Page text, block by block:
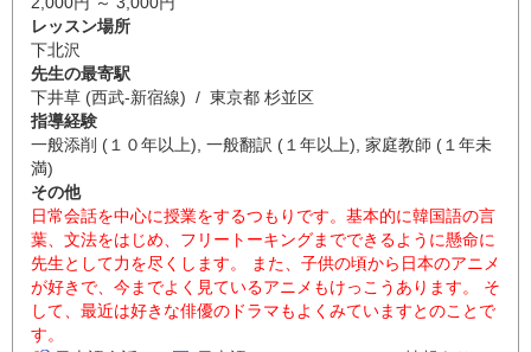
レッスン場所
下北沢
先生の最寄駅
下井草 (西武-新宿線) / 東京都 杉並区
指導経験
一般添削 (１０年以上), 一般翻訳 (１年以上), 家庭教師 (１年未
満)
その他
日常会話を中心に授業をするつもりです。基本的に韓国語の言
葉、文法をはじめ、フリートーキングまでできるように懸命に
先生として力を尽くします。 また、子供の頃から日本のアニメ
が好きで、今までよく見ているアニメもけっこうあります。 そ
して、最近は好きな俳優のドラマもよくみていますとのことで
す。